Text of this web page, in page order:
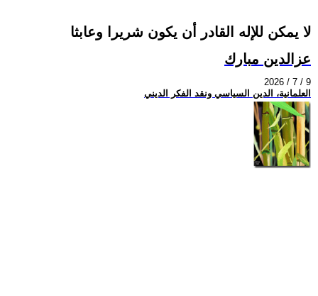
لا يمكن للإله القادر أن يكون شريرا وعابثا
عزالدين مبارك
2026 / 7 / 9
العلمانية، الدين السياسي ونقد الفكر الديني